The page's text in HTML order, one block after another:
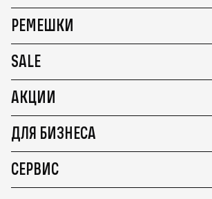
РЕМЕШКИ
SALE
АКЦИИ
ДЛЯ БИЗНЕСА
СЕРВИС